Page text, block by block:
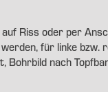
Riss oder per
für linke bzw.
Bohrbild nach